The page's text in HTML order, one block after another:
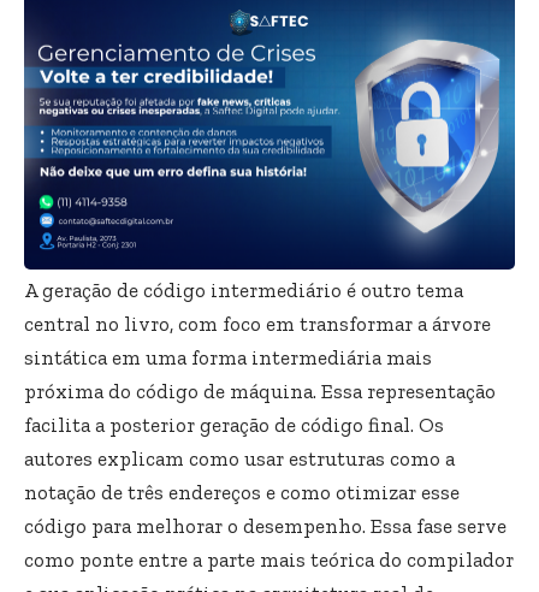
A geração de código intermediário é outro tema
central no livro, com foco em transformar a árvore
sintática em uma forma intermediária mais
próxima do código de máquina. Essa representação
facilita a posterior geração de código final. Os
autores explicam como usar estruturas como a
notação de três endereços e como otimizar esse
código para melhorar o desempenho. Essa fase serve
como ponte entre a parte mais teórica do compilador